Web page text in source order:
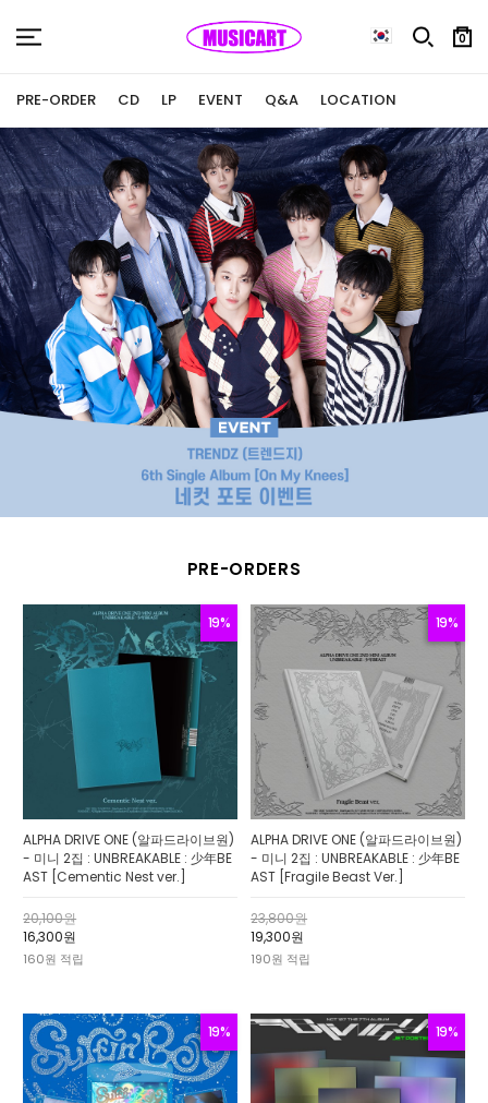
0
PRE-ORDER CD LP EVENT Q&A LOCATION
PRE-ORDERS
19%
ALPHA DRIVE ONE (알파드라이브원)
- 미니 2집 : UNBREAKABLE : 少年BE
AST [Cementic Nest ver.]
20,100원
16,300원
160원 적립
19%
ALPHA DRIVE ONE (알파드라이브원)
- 미니 2집 : UNBREAKABLE : 少年BE
AST [Fragile Beast Ver.]
23,800원
19,300원
190원 적립
19% 19%